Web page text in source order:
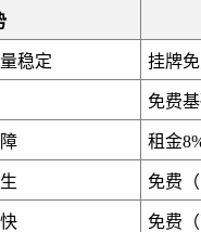
稳定 挂牌
免费
租金
免费
免费